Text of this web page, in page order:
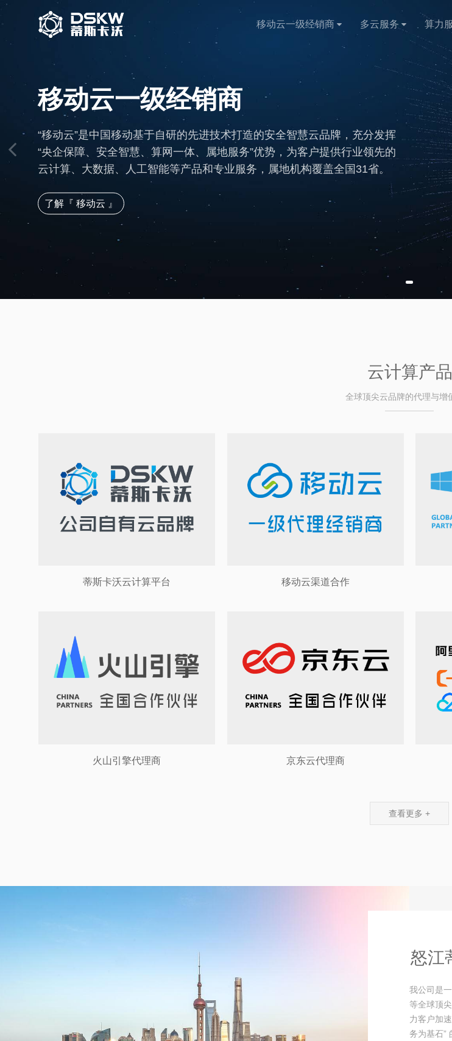
移动云一级经销商 多云服务 算力
移动云一级经销商
“移动云”是中国移动基于自研的先进技术打造的安全智慧云品牌，充分发挥
“央企保障、安全智慧、算网一体、属地服务”优势，为客户提供行业领先的
云计算、大数据、人工智能等产品和专业服务，属地机构覆盖全国31省。
了解『 移动云 』
云计算产品
全球顶尖云品牌的代理与增
蒂斯卡沃云计算平台 移动云渠道合作
火山引擎代理商 京东云代理商
查看更多 +
怒江
我公司是
等全球顶
力客户加
务为基石”